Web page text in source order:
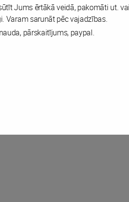
Jums ērtākā veidā, pakomāti ut.
Varam sarunāt pēc vajadzības.
pārskaitījums, paypal.